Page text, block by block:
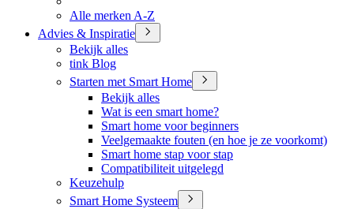
Alle merken A-Z
Advies & Inspiratie
Bekijk alles
tink Blog
Starten met Smart Home
Bekijk alles
Wat is een smart home?
Smart home voor beginners
Veelgemaakte fouten (en hoe je ze voorkomt)
Smart home stap voor stap
Compatibiliteit uitgelegd
Keuzehulp
Smart Home Systeem